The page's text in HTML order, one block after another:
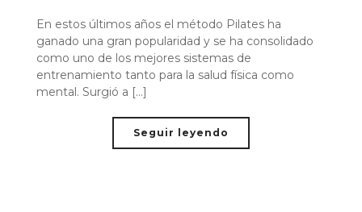
En estos últimos años el método Pilates ha
ganado una gran popularidad y se ha consolidado
como uno de los mejores sistemas de
entrenamiento tanto para la salud física como
mental. Surgió a [...]
Seguir leyendo